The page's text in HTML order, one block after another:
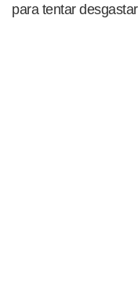
para tentar